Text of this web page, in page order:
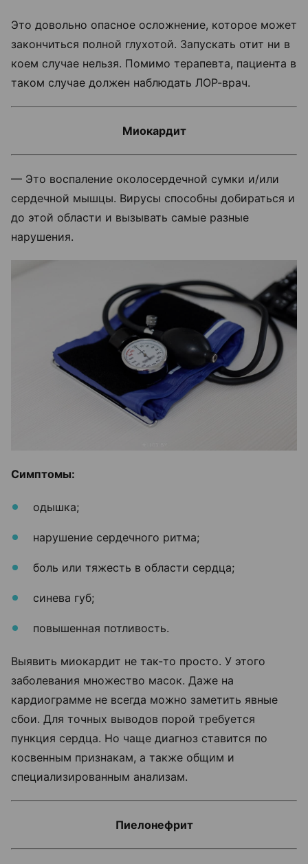
Это довольно опасное осложнение, которое может
закончиться полной глухотой. Запускать отит ни в
коем случае нельзя. Помимо терапевта, пациента в
таком случае должен наблюдать ЛОР-врач.
Миокардит
— Это воспаление околосердечной сумки и/или
сердечной мышцы. Вирусы способны добираться и
до этой области и вызывать самые разные
нарушения.
Симптомы:
одышка;
нарушение сердечного ритма;
боль или тяжесть в области сердца;
синева губ;
повышенная потливость.
Выявить миокардит не так-то просто. У этого
заболевания множество масок. Даже на
кардиограмме не всегда можно заметить явные
сбои. Для точных выводов порой требуется
пункция сердца. Но чаще диагноз ставится по
косвенным признакам, а также общим и
специализированным анализам.
Пиелонефрит